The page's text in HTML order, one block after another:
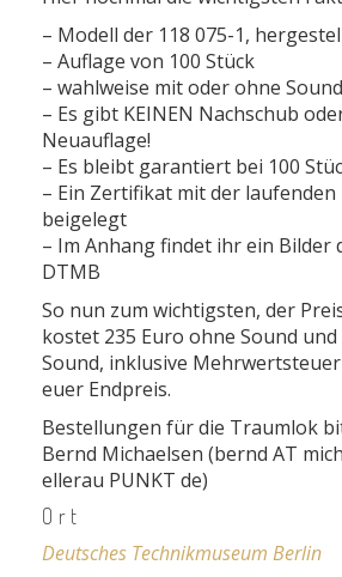
– Modell der 118 075-1,
– Auflage von 100 Stück
– wahlweise mit oder ohne Sound
– Es gibt KEINEN Nachschub
Neuauflage!
– Es bleibt garantiert bei 100
– Ein Zertifikat mit der
beigelegt
– Im Anhang findet ihr ein Bilder
DTMB
So nun zum wichtigsten, der
kostet 235 Euro ohne Sound
Sound, inklusive
euer Endpreis.
Bestellungen für die Traumlok
Bernd Michaelsen (bernd AT
ellerau PUNKT de)
Ort
Deutsches Technikmuseum Berlin